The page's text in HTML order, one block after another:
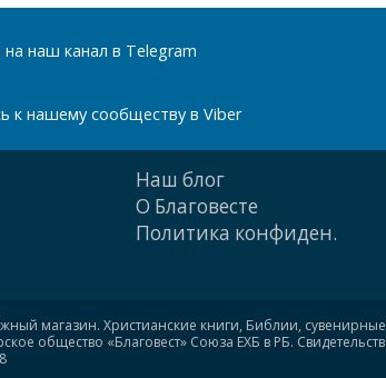
наш канал в Telegram
к нашему сообществу в Viber
Наш блог
О Благовесте
Политика конфиден.
магазин. Христианские книги, Библии,
общество «Благовест» Союза ЕХБ в РБ.